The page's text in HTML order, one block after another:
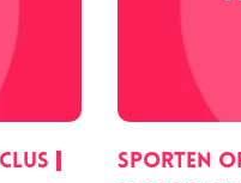
|
Sporten